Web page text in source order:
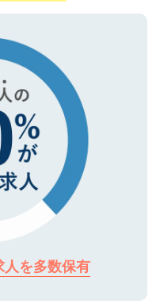
ご安心ください。
さい。
人を多数保有